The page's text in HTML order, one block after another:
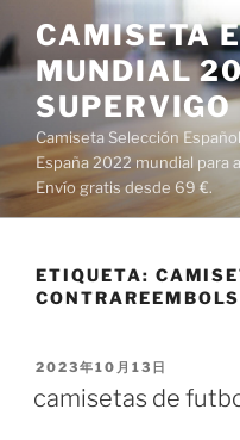
al
contenido
CAMISETA
MUNDIAL
SUPERVIGO
Camiseta Selección
España 2022 mundial para
Envío gratis desde 69 €.
ETIQUETA:
PUBLICADO
2023年10月13日
camisetas de